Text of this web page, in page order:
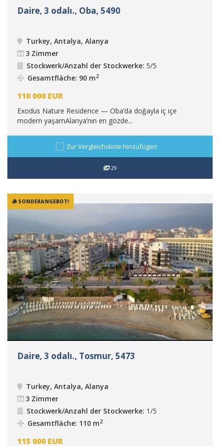
Daire, 3 odalı., Oba, 5490
Turkey, Antalya, Alanya
3 Zimmer
Stockwerk/Anzahl der Stockwerke: 5/5
Gesamtfläche: 90 m2
110 000 EUR
Exodus Nature Residence — Oba’da doğayla iç içe
modern yaşamAlanya’nın en gözde...
Zur Vergleichsliste hinzufügen
29
SONDERANGEBOT!
Daire, 3 odalı., Tosmur, 5473
Turkey, Antalya, Alanya
3 Zimmer
Stockwerk/Anzahl der Stockwerke: 1/5
Gesamtfläche: 110 m2
115 000 EUR